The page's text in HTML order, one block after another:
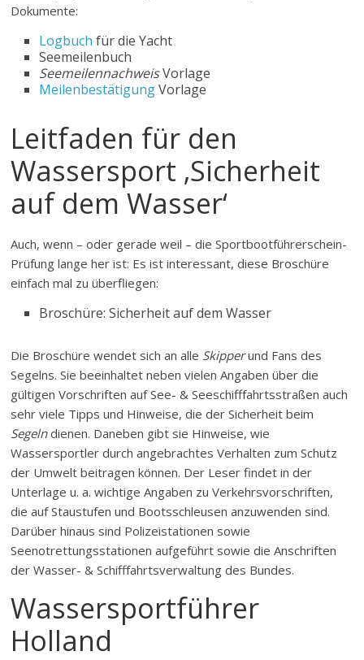
Dokumente:
Logbuch für die Yacht
Seemeilenbuch
SeemeilennachweisVorlage
MeilenbestätigungVorlage
Leitfaden für den
Wassersport ‚Sicherheit
auf dem Wasser‘
Auch, wenn – oder gerade weil – die Sportbootführerschein-
Prüfung lange her ist: Es ist interessant, diese Broschüre
einfach mal zu überfliegen:
Broschüre: Sicherheit auf dem Wasser
Die Broschüre wendet sich an alle Skipperund Fans des
Segelns. Sie beeinhaltet neben vielen Angaben über die
gültigen Vorschriften auf See- & Seeschifffahrtsstraßen auch
sehr viele Tipps und Hinweise, die der Sicherheit beim
Segelndienen. Daneben gibt sie Hinweise, wie
Wassersportler durch angebrachtes Verhalten zum Schutz
der Umwelt beitragen können. Der Leser findet in der
Unterlage u. a. wichtige Angaben zu Verkehrsvorschriften,
die auf Staustufen und Bootsschleusen anzuwenden sind.
Darüber hinaus sind Polizeistationen sowie
Seenotrettungsstationen aufgeführt sowie die Anschriften
der Wasser- & Schifffahrtsverwaltung des Bundes.
Wassersportführer
Holland